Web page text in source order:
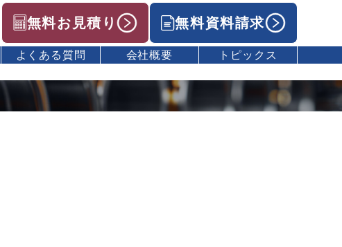
無料お見積り 無料資料請求
よくある質問 会社概要 トピックス